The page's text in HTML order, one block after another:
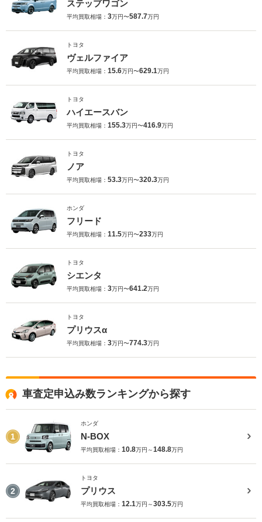
ステップワゴン
平均買取相場： 3万円〜587.7万円
トヨタ
ヴェルファイア
平均買取相場： 15.6万円〜629.1万円
トヨタ
ハイエースバン
平均買取相場： 155.3万円〜416.9万円
トヨタ
ノア
平均買取相場： 53.3万円〜320.3万円
ホンダ
フリード
平均買取相場： 11.5万円〜233万円
トヨタ
シエンタ
平均買取相場： 3万円〜641.2万円
トヨタ
プリウスα
平均買取相場： 3万円〜774.3万円
車査定申込み数ランキングから探す
1
ホンダ
N-BOX
平均買取相場： 10.8万円～148.8万円
2
トヨタ
プリウス
平均買取相場： 12.1万円～303.5万円